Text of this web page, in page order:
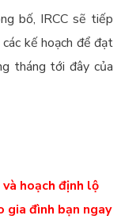
bố, IRCC sẽ tiếp
kế hoạch để đạt
tháng tới đây của
hoạch định lộ
gia đình bạn ngay